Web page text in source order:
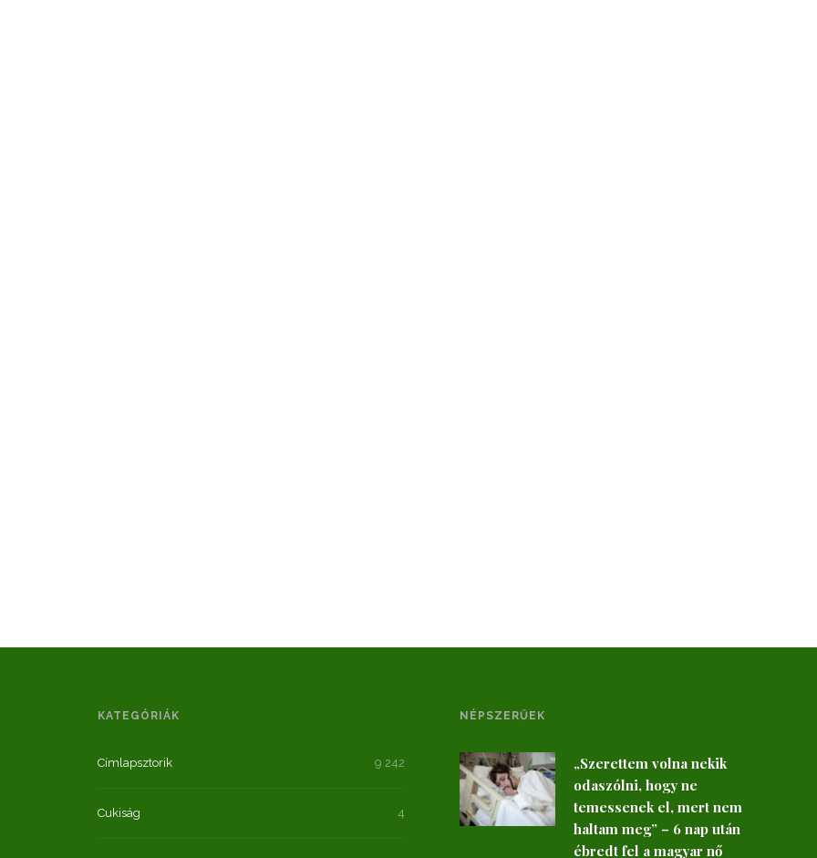
KATEGÓRIÁK
Címlapsztorik 9 242
Cukiság 4
NÉPSZERŰEK
„Szerettem volna nekik
odaszólni, hogy ne
temessenek el, mert nem
haltam meg” – 6 nap után
ébredt fel a magyar nő